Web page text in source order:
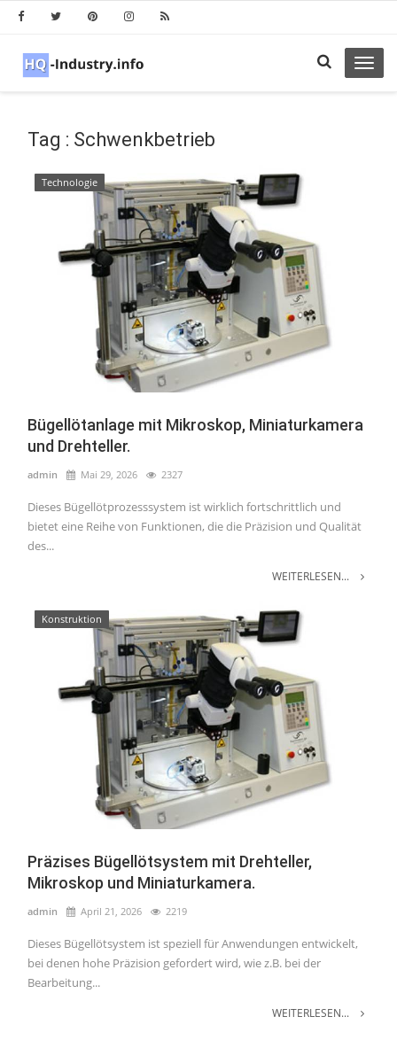
Tag : Schwenkbetrieb
Technologie
Bügellötanlage mit Mikroskop, Miniaturkamera
und Drehteller.
admin Mai 29, 2026 2327
Dieses Bügellötprozesssystem ist wirklich fortschrittlich und
bietet eine Reihe von Funktionen, die die Präzision und Qualität
des...
WEITERLESEN...
Konstruktion
Präzises Bügellötsystem mit Drehteller,
Mikroskop und Miniaturkamera.
admin April 21, 2026 2219
Dieses Bügellötsystem ist speziell für Anwendungen entwickelt,
bei denen hohe Präzision gefordert wird, wie z.B. bei der
Bearbeitung...
WEITERLESEN...